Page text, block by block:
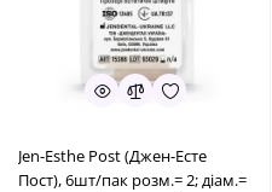
Jen-Esthe Post (Джен-Есте
Пост), 6шт/пак розм.= 2; діам.=